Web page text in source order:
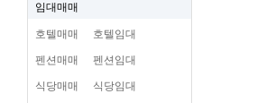
임대매매
호텔매매 호텔임대
펜션매매 펜션임대
식당매매 식당임대